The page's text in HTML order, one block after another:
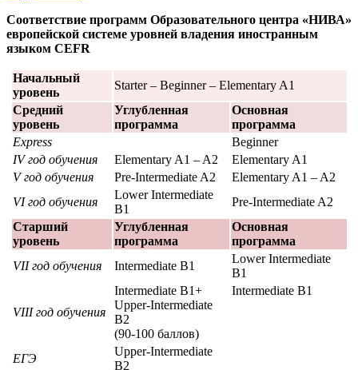
Соответствие программ Образовательного центра «НИВА»
европейской системе уровней владения иностранным
языком CEFR
Начальный
уровень
Starter – Beginner – Elementary A1
Средний
уровень
Углубленная
программа
Основная
программа
Express
Beginner
IV год обучения
Elementary A1 – A2
Elementary A1
V год обучения
Pre-Intermediate A2
Elementary A1 – A2
VI год обучения
Lower Intermediate
B1
Pre-Intermediate A2
Старший
уровень
Углубленная
программа
Основная
программа
VII год обучения
Intermediate B1
Lower Intermediate
B1
VIII год обучения
Intermediate B1+
Upper-Intermediate
B2
(90-100 баллов)
Intermediate B1
ЕГЭ
Upper-Intermediate
B2